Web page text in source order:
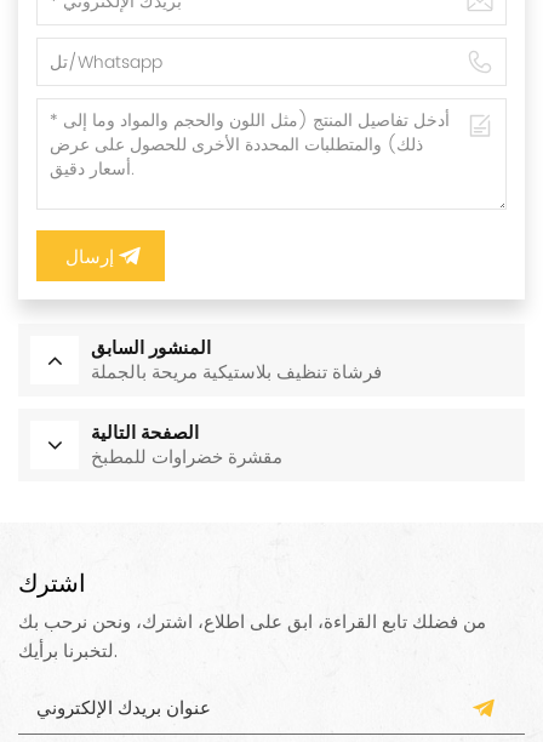
إرسال
المنشور السابق
فرشاة تنظيف بلاستيكية مريحة بالجملة
الصفحة التالية
مقشرة خضراوات للمطبخ
اشترك
من فضلك تابع القراءة، ابق على اطلاع، اشترك، ونحن نرحب بك
لتخبرنا برأيك.